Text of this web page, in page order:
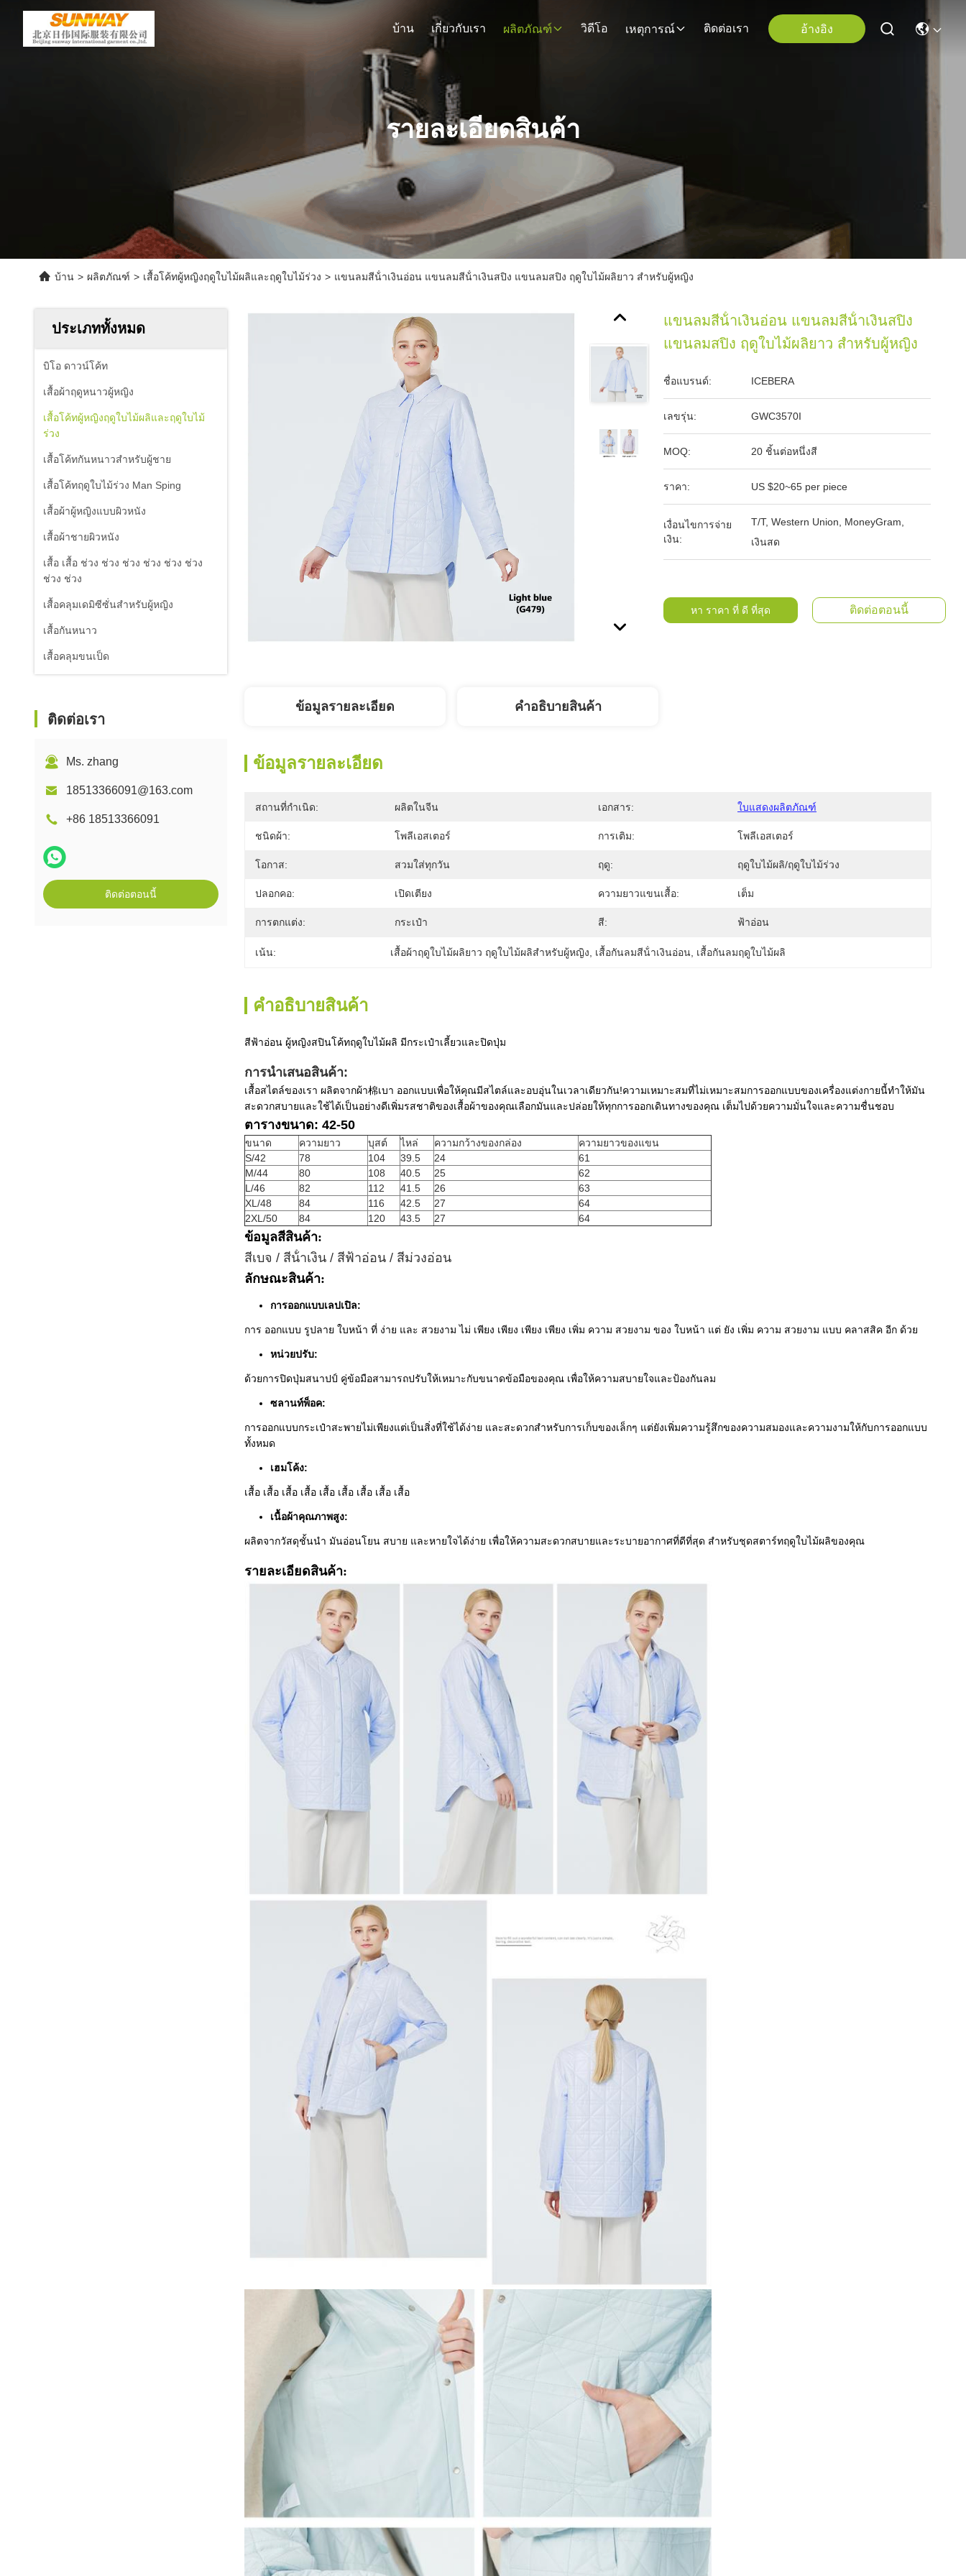
บ้าน เกี่ยวกับเรา ผลิตภัณฑ์ วิดีโอ เหตุการณ์ ติดต่อเรา อ้างอิง
รายละเอียดสินค้า
บ้าน > ผลิตภัณฑ์ > เสื้อโค้ทผู้หญิงฤดูใบไม้ผลิและฤดูใบไม้ร่วง > แขนลมสีน้ําเงินอ่อน แขนลมสีน้ําเงินสปิง แขนลมสปิง ฤดูใบไม้ผลิยาว สําหรับผู้หญิง
ประเภททั้งหมด
บิโอ ดาวน์โค้ท
เสื้อผ้าฤดูหนาวผู้หญิง
เสื้อโค้ทผู้หญิงฤดูใบไม้ผลิและฤดูใบไม้
ร่วง
เสื้อโค้ทกันหนาวสำหรับผู้ชาย
เสื้อโค้ทฤดูใบไม้ร่วง Man Sping
เสื้อผ้าผู้หญิงแบบผิวหนัง
เสื้อผ้าชายผิวหนัง
เสื้อ เสื้อ ช่วง ช่วง ช่วง ช่วง ช่วง ช่วง
ช่วง ช่วง
เสื้อคลุมเดมิซีซั่นสำหรับผู้หญิง
เสื้อกันหนาว
เสื้อคลุมขนเป็ด
ติดต่อเรา
Ms. zhang
18513366091@163.com
+86 18513366091
ติดต่อตอนนี้
แขนลมสีน้ําเงินอ่อน แขนลมสีน้ําเงินสปิง
แขนลมสปิง ฤดูใบไม้ผลิยาว สําหรับผู้หญิง
ชื่อแบรนด์: ICEBERA
เลขรุ่น: GWC3570I
MOQ: 20 ชิ้นต่อหนึ่งสี
ราคา: US $20~65 per piece
เงื่อนไขการจ่าย
เงิน:
T/T, Western Union, MoneyGram,
เงินสด
หา ราคา ที่ ดี ที่สุด ติดต่อตอนนี้
ข้อมูลรายละเอียด คําอธิบายสินค้า
ข้อมูลรายละเอียด
สถานที่กำเนิด: ผลิตในจีน เอกสาร: ใบแสดงผลิตภัณฑ์
ชนิดผ้า: โพลีเอสเตอร์ การเติม: โพลีเอสเตอร์
โอกาส: สวมใส่ทุกวัน ฤดู: ฤดูใบไม้ผลิ/ฤดูใบไม้ร่วง
ปลอกคอ: เปิดเตียง ความยาวแขนเสื้อ: เต็ม
การตกแต่ง: กระเป๋า สี: ฟ้าอ่อน
เน้น: เสื้อผ้าฤดูใบไม้ผลิยาว ฤดูใบไม้ผลิสําหรับผู้หญิง เสื้อกันลมสีน้ําเงินอ่อน เสื้อกันลมฤดูใบไม้ผลิ
คําอธิบายสินค้า
สีฟ้าอ่อน ผู้หญิงสปินโค้ทฤดูใบไม้ผลิ มีกระเป๋าเลี้ยวและปิดปุ่ม
การนําเสนอสินค้า:
เสื้อสไตล์ของเรา ผลิตจากผ้า棉เบา ออกแบบเพื่อให้คุณมีสไตล์และอบอุ่นในเวลาเดียวกัน!ความเหมาะสมที่ไม่เหมาะสมการออกแบบของเครื่องแต่งกายนี้ทําให้มัน
สะดวกสบายและใช้ได้เป็นอย่างดีเพิ่มรสชาติของเสื้อผ้าของคุณเลือกมันและปล่อยให้ทุกการออกเดินทางของคุณ เต็มไปด้วยความมั่นใจและความชื่นชอบ
ตารางขนาด: 42-50
ขนาด ความยาว บุสต์ ไหล่ ความกว้างของกล่อง
ความยาวของแขน
S/42
78 104 39.5 24
61
M/44
80 108 40.5 25
62
L/46
82 112 41.5 26
63
XL/48
84 116 42.5 27
64
2XL/50
84 120 43.5 27 64
ข้อมูลสีสินค้า:
สีเบจ / สีน้ําเงิน / สีฟ้าอ่อน / สีม่วงอ่อน
ลักษณะสินค้า:
การออกแบบเลปเปิล:
การ ออกแบบ รูปลาย ใบหน้า ที่ ง่าย และ สวยงาม ไม่ เพียง เพียง เพียง เพียง เพิ่ม ความ สวยงาม ของ ใบหน้า แต่ ยัง เพิ่ม ความ สวยงาม แบบ คลาสสิค อีก ด้วย
หน่วยปรับ:
ด้วยการปิดปุ่มสนาปป์ คู่ข้อมือสามารถปรับให้เหมาะกับขนาดข้อมือของคุณ เพื่อให้ความสบายใจและป้องกันลม
ซลานท์พ็อค:
การออกแบบกระเป๋าสะพายไม่เพียงแต่เป็นสิ่งที่ใช้ได้ง่าย และสะดวกสําหรับการเก็บของเล็กๆ แต่ยังเพิ่มความรู้สึกของความสมองและความงามให้กับการออกแบบ
ทั้งหมด
เฮมโค้ง:
เสื้อ เสื้อ เสื้อ เสื้อ เสื้อ เสื้อ เสื้อ เสื้อ เสื้อ
เนื้อผ้าคุณภาพสูง:
ผลิตจากวัสดุชั้นนํา มันอ่อนโยน สบาย และหายใจได้ง่าย เพื่อให้ความสะดวกสบายและระบายอากาศที่ดีที่สุด สําหรับชุดสตาร์ทฤดูใบไม้ผลิของคุณ
รายละเอียดสินค้า: